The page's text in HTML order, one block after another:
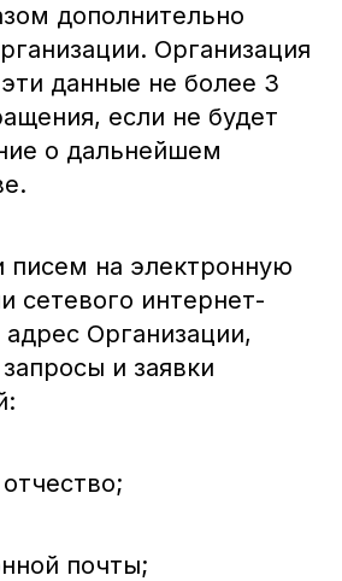
дополнительно
Организация
данные не более 3
если не будет
о дальнейшем
писем на электронную
сетевого интернет-
адрес Организации,
и заявки
почты;